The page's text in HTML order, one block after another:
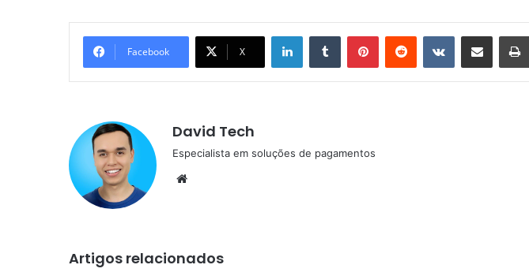
Facebook X
LinkedinTumblr PinterestReddit VK Compartilhar via e-mail
David Tech
Especialista em soluções de pagamentos
Artigos relacionados